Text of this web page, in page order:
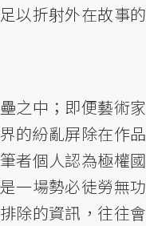
以折射外在故事的
之中；即便藝術家
的紛亂屏除在作品
者個人認為極權國
一場勢必徒勞無功
除的資訊，往往會